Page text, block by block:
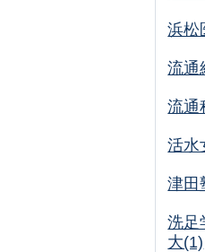
浜松
流通
流通
活水
津田
洗足
大(1)